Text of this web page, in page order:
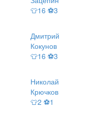
👕16 ⚽3
Дмитрий
Кокунов
👕16 ⚽3
Николай
Крючков
👕2 ⚽1